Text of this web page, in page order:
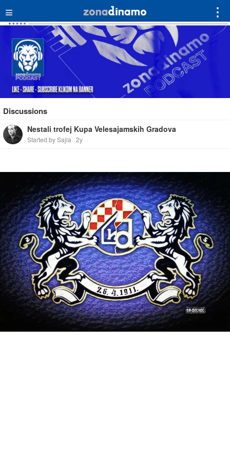
≡ ⋮
Discussions
Nestali trofej Kupa Velesajamskih Gradova
Started by Sajla 2y